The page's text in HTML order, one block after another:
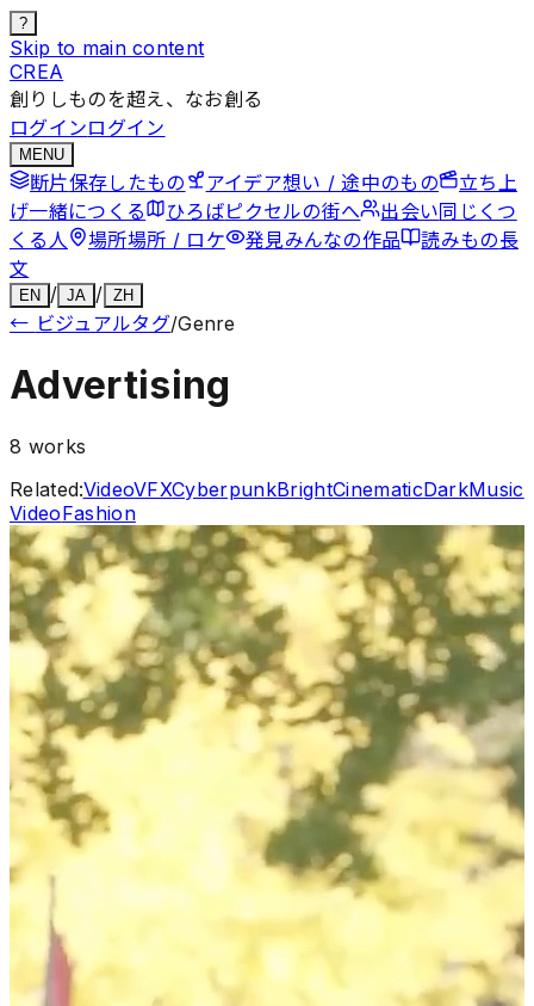
?
Skip to main content
CREA
創りしものを超え、なお創る
ログインログイン
MENU
断片保存したもの アイデア想い / 途中のもの
立ち上
げ一緒につくる ひろばピクセルの街へ 出会い同じくつ
くる人
場所場所 / ロケ 発見みんなの作品 読みもの長
文
EN / JA / ZH
← ビジュアルタグ/Genre
Advertising
8 works
Related:VideoVFXCyberpunkBrightCinematicDarkMusic
VideoFashion